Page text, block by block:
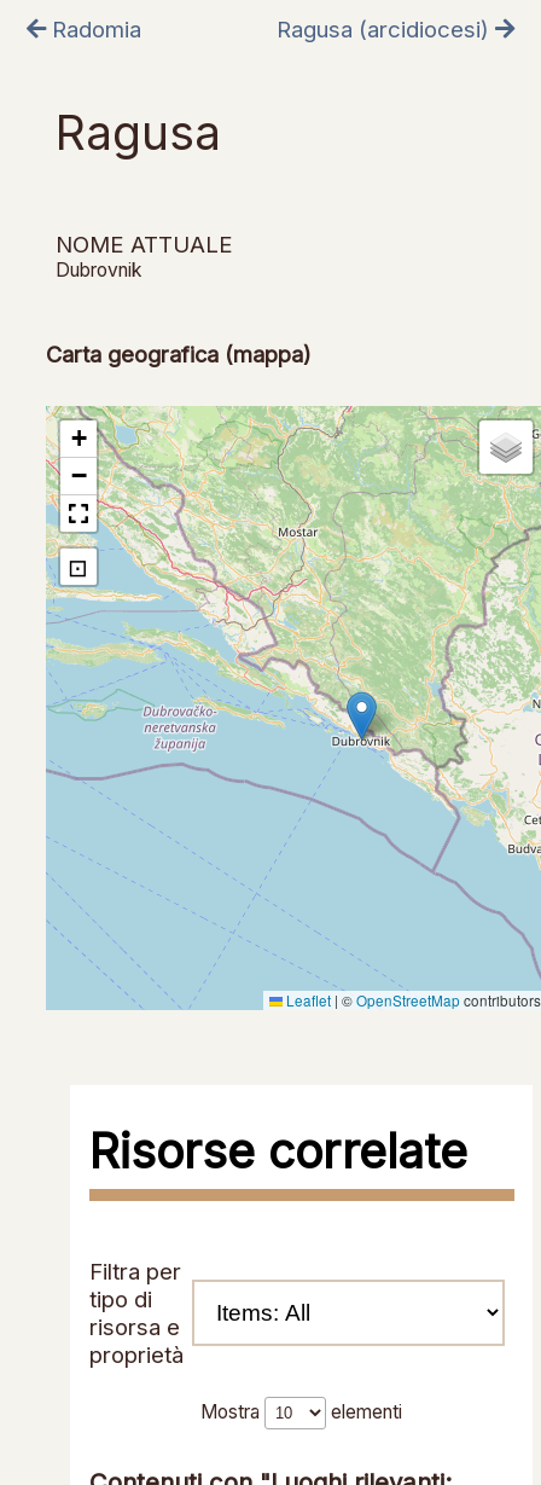
Radomia Ragusa (arcidiocesi)
Risorse correlate
Filtra per
tipo di
risorsa e
proprietà
Mostra elementi
Ragusa
NOME ATTUALE
Dubrovnik
Carta geografica (mappa)
+
−
⊡
Leaflet | ©OpenStreetMap contributors